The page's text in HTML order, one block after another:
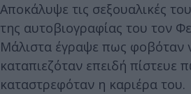
Αποκάλυψε τις σεξουαλικές
της αυτοβιογραφίας του τον
Μάλιστα έγραψε πως φοβόταν
καταπιεζόταν επειδή πίστευε
καταστρεφόταν η καριέρα του.